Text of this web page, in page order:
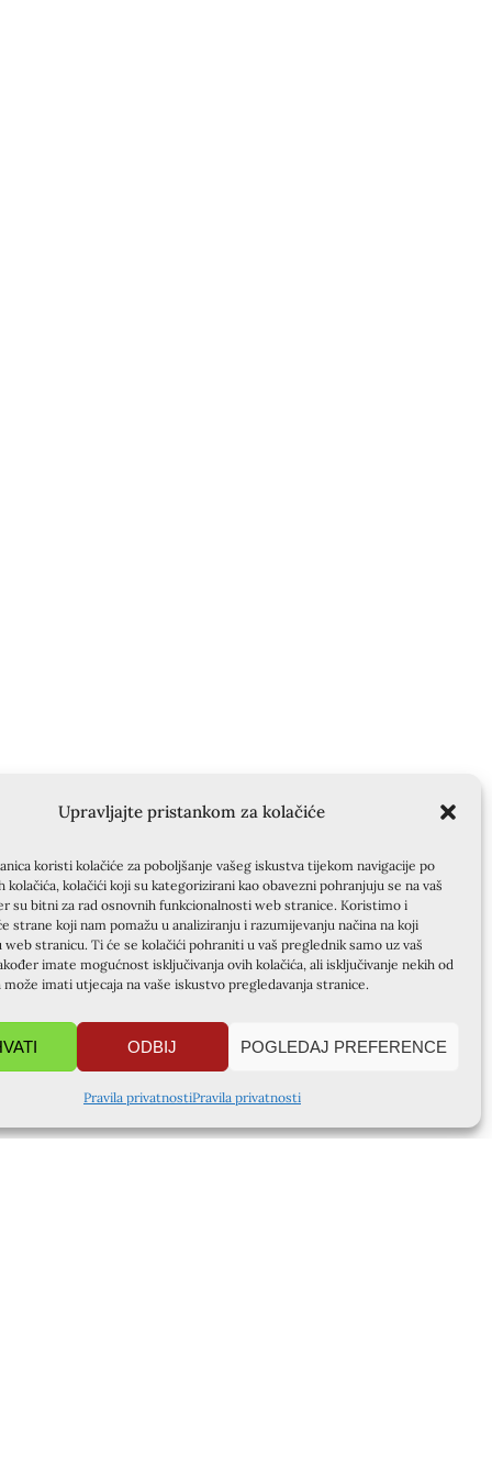
Upravljajte pristankom za kolačiće
koristi kolačiće za poboljšanje vašeg iskustva tijekom navigacije po
kolačića, kolačići koji su kategorizirani kao obavezni pohranjuju se na vaš
su bitni za rad osnovnih funkcionalnosti web stranice. Koristimo i
strane koji nam pomažu u analiziranju i razumijevanju načina na koji
stranicu. Ti će se kolačići pohraniti u vaš preglednik samo uz vaš
imate mogućnost isključivanja ovih kolačića, ali isključivanje nekih od
može imati utjecaja na vaše iskustvo pregledavanja stranice.
ODBIJ POGLEDAJ PREFERENCE
Pravila privatnostiPravila privatnosti